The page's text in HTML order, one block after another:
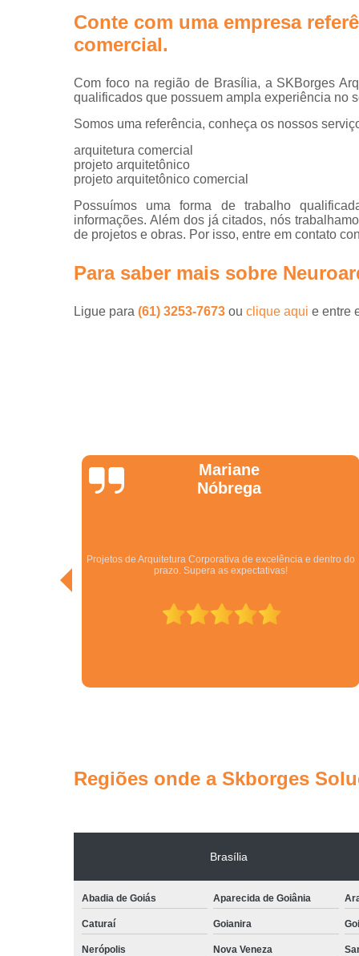
arquitetura
Projetos
key
Conte com uma empresa
comercial.
Com foco na região de Brasília, a SKBorges
qualificados que possuem ampla experiência no
Somos uma referência, conheça os nossos
arquitetura comercial
projeto arquitetônico
projeto arquitetônico comercial
Possuímos uma forma de trabalho
informações. Além dos já citados, nós
de projetos e obras. Por isso, entre em contato
Para saber mais sobre
Ligue para (61) 3253-7673 ou clique aqui e entre
Jonathas
Araújo
Excelentes. São especialistas no que fazem! Melhor empresa
do ramo no Centro Oeste.
Regiões onde a Skborges
Brasília
Abadia de Goiás Aparecida de Goiânia
Caturaí Goianira
Nerópolis Nova Veneza